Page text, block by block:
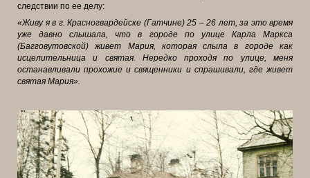
следствии по ее делу:
«Живу я в г. Красногвардейске (Гатчине) 25 – 26 лет, за это время
уже давно слышала, что в городе по улице Карла Маркса
(Багговутовской) живет Мария, которая слыла в городе как
исцелительница и святая. Нередко проходя по улице, меня
останавливали прохожие и священники и спрашивали, где живет
святая Мария».